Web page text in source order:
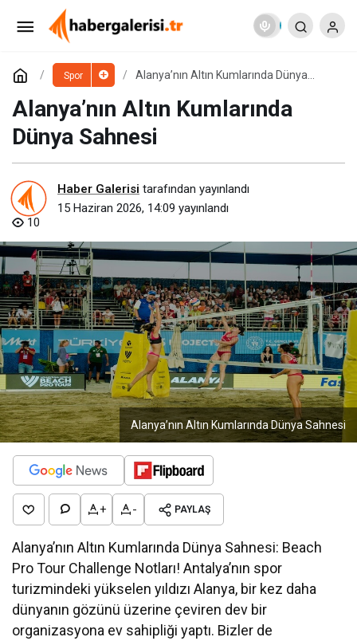
Spor
Alanya’nın Altın Kumlarında Dünya
Alanya’nın Altın Kumlarında
Dünya Sahnesi
Haber Galerisi tarafından yayınlandı
15 Haziran 2026, 14:09 yayınlandı
10
Alanya’nın Altın Kumlarında Dünya Sahnesi
+ - PAYLAŞ
Alanya’nın Altın Kumlarında Dünya Sahnesi: Beach
Pro Tour Challenge Notları! Antalya’nın spor
turizmindeki yükselen yıldızı Alanya, bir kez daha
dünyanın gözünü üzerine çeviren dev bir
organizasyona ev sahipliği yaptı. Bizler de
Baja Olbia: Konyaaltı’nda Tozu Dumana Katan
Mücadele
Yorum Yap